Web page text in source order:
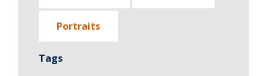
Portraits
Tags